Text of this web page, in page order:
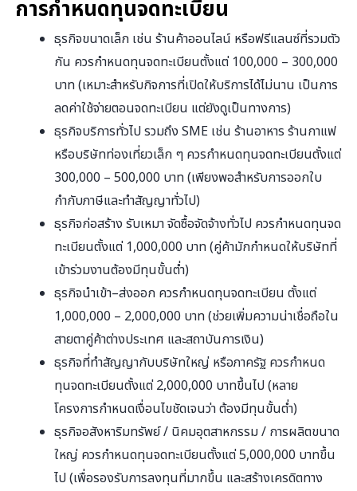
การกำหนดทุนจดทะเบียน
ธุรกิจขนาดเล็ก เช่น ร้านค้าออนไลน์ หรือฟรีแลนซ์ที่รวมตัว
กัน ควรกำหนดทุนจดทะเบียนตั้งแต่ 100,000 – 300,000
บาท (เหมาะสำหรับกิจการที่เปิดให้บริการได้ไม่นาน เป็นการ
ลดค่าใช้จ่ายตอนจดทะเบียน แต่ยังดูเป็นทางการ)
ธุรกิจบริการทั่วไป รวมถึง SME เช่น ร้านอาหาร ร้านกาแฟ
หรือบริษัทท่องเที่ยวเล็ก ๆ ควรกำหนดทุนจดทะเบียนตั้งแต่
300,000 – 500,000 บาท (เพียงพอสำหรับการออกใบ
กำกับภาษีและทำสัญญาทั่วไป)
ธุรกิจก่อสร้าง รับเหมา จัดซื้อจัดจ้างทั่วไป ควรกำหนดทุนจด
ทะเบียนตั้งแต่ 1,000,000 บาท (คู่ค้ามักกำหนดให้บริษัทที่
เข้าร่วมงานต้องมีทุนขั้นต่ำ)
ธุรกิจนำเข้า–ส่งออก ควรกำหนดทุนจดทะเบียน ตั้งแต่
1,000,000 – 2,000,000 บาท (ช่วยเพิ่มความน่าเชื่อถือใน
สายตาคู่ค้าต่างประเทศ และสถาบันการเงิน)
ธุรกิจที่ทำสัญญากับบริษัทใหญ่ หรือภาครัฐ ควรกำหนด
ทุนจดทะเบียนตั้งแต่ 2,000,000 บาทขึ้นไป (หลาย
โครงการกำหนดเงื่อนไขชัดเจนว่า ต้องมีทุนขั้นต่ำ)
ธุรกิจอสังหาริมทรัพย์ / นิคมอุตสาหกรรม / การผลิตขนาด
ใหญ่ ควรกำหนดทุนจดทะเบียนตั้งแต่ 5,000,000 บาทขึ้น
ไป (เพื่อรองรับการลงทุนที่มากขึ้น และสร้างเครดิตทาง